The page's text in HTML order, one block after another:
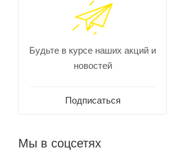
Будьте в курсе наших акций и
новостей
Подписаться
Мы в соцсетях